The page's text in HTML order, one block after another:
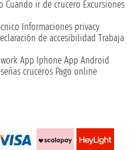
Cuando ir de crucero Excursiones
Informaciones privacy
de accesibilidad Trabaja
App Iphone App Android
cruceros Pago online